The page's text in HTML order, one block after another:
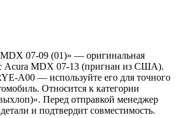
MDX 07-09 (01)» — оригинальная
с Acura MDX 07-13 (пригнан из США).
A00 — используйте его для точного
Относится к категории
Перед отправкой менеджер
и подтвердит совместимость.